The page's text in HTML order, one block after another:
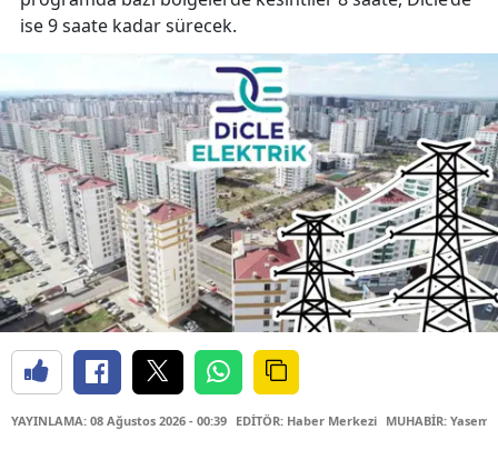
ise 9 saate kadar sürecek.
YAYINLAMA: 08 Ağustos 2026 - 00:39 EDİTÖR: Haber Merkezi MUHABİR: